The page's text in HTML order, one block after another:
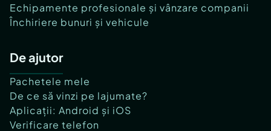
Echipamente profesionale și vânzare companii
Închiriere bunuri și vehicule
De ajutor
Pachetele mele
De ce să vinzi pe lajumate?
Aplicații: Android și iOS
Verificare telefon